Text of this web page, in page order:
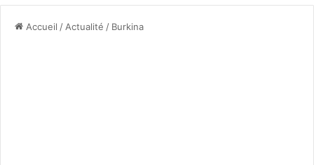
Accueil / Actualité / Burkina